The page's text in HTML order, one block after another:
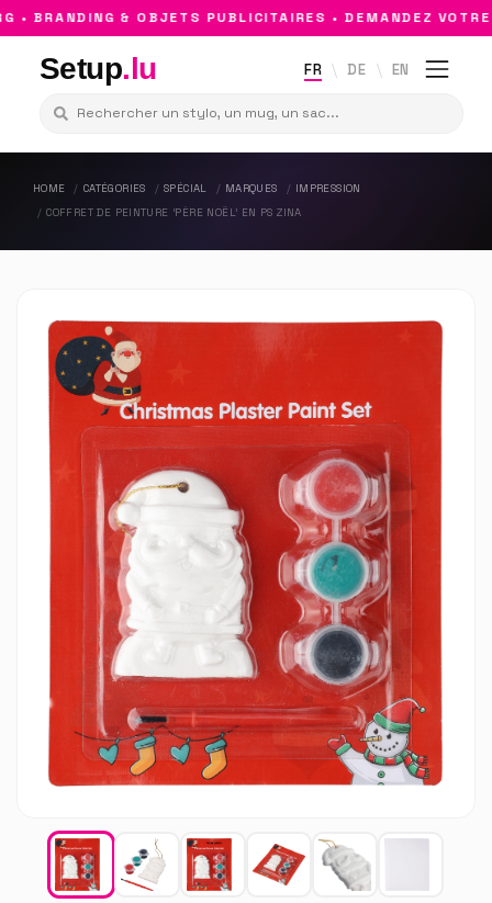
• BRANDING & OBJETS PUBLICITAIRES • DEMANDEZ VOTRE
Setup.lu FR DE EN
HOME CATÉGORIES SPÉCIAL MARQUES
IMPRESSION
COFFRET DE PEINTURE ‘PÈRE NOËL’ EN PS ZINA